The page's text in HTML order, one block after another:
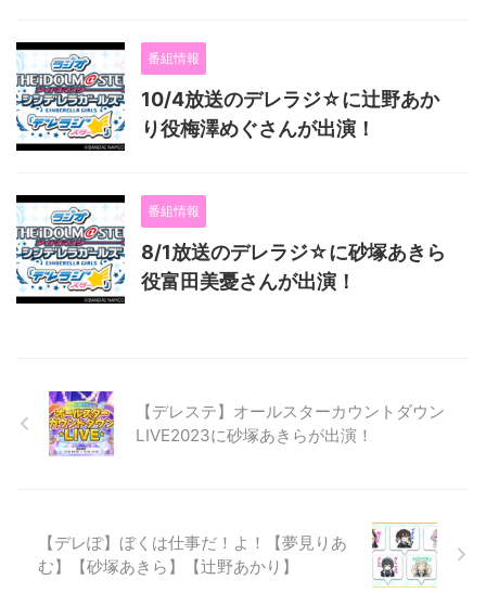
番組情報
10/4放送のデレラジ☆に辻野あか
り役梅澤めぐさんが出演！
番組情報
8/1放送のデレラジ☆に砂塚あきら
役富田美憂さんが出演！
【デレステ】オールスターカウントダウン
LIVE2023に砂塚あきらが出演！
【デレぽ】ぼくは仕事だ！よ！【夢見りあ
む】【砂塚あきら】【辻野あかり】